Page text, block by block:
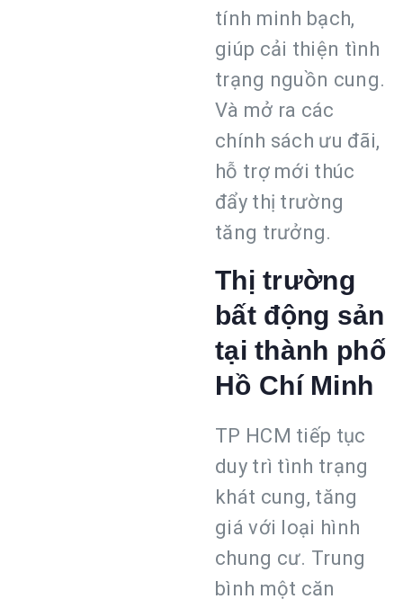
tính minh bạch,
giúp cải thiện tình
trạng nguồn cung.
Và mở ra các
chính sách ưu đãi,
hỗ trợ mới thúc
đẩy thị trường
tăng trưởng.
Thị trường
bất động sản
tại thành phố
Hồ Chí Minh
TP HCM tiếp tục
duy trì tình trạng
khát cung, tăng
giá với loại hình
chung cư. Trung
bình một căn